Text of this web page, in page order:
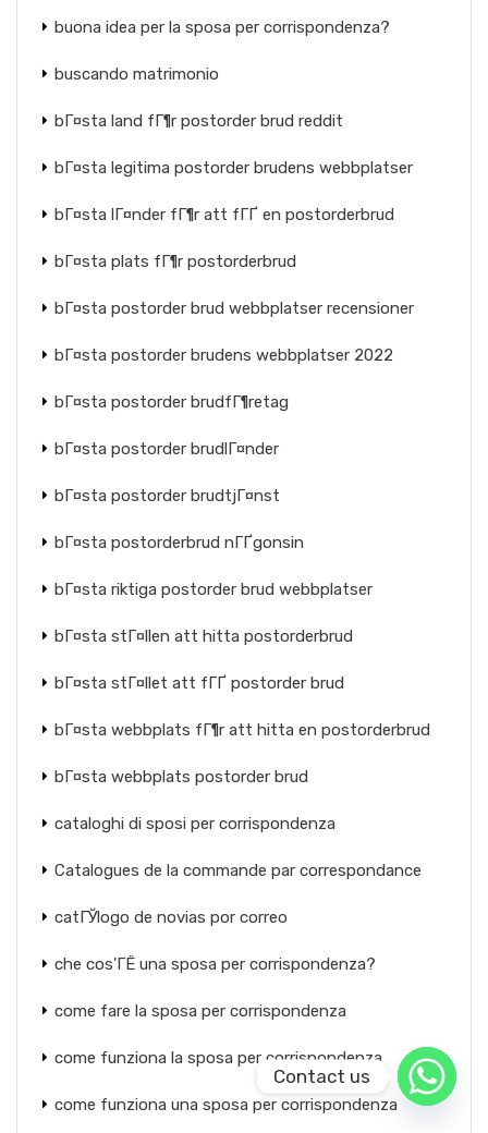
buona idea per la sposa per corrispondenza?
buscando matrimonio
bГ¤sta land fГ¶r postorder brud reddit
bГ¤sta legitima postorder brudens webbplatser
bГ¤sta lГ¤nder fГ¶r att fГҐ en postorderbrud
bГ¤sta plats fГ¶r postorderbrud
bГ¤sta postorder brud webbplatser recensioner
bГ¤sta postorder brudens webbplatser 2022
bГ¤sta postorder brudfГ¶retag
bГ¤sta postorder brudlГ¤nder
bГ¤sta postorder brudtjГ¤nst
bГ¤sta postorderbrud nГҐgonsin
bГ¤sta riktiga postorder brud webbplatser
bГ¤sta stГ¤llen att hitta postorderbrud
bГ¤sta stГ¤llet att fГҐ postorder brud
bГ¤sta webbplats fГ¶r att hitta en postorderbrud
bГ¤sta webbplats postorder brud
cataloghi di sposi per corrispondenza
Catalogues de la commande par correspondance
catГЎlogo de novias por correo
che cos'ГЁ una sposa per corrispondenza?
come fare la sposa per corrispondenza
come funziona la sposa per corrispondenza
come funziona una sposa per corrispondenza
Contact us